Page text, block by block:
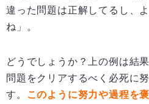
違った問題は正解してるし、
ね」。
どうでしょうか？上の例は結
問題をクリアするべく必死に
す。 このように努力や過程を